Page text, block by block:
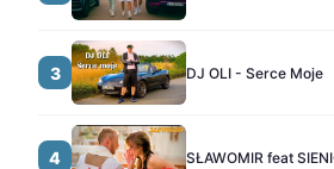
3 DJ OLI - Serce Moje
4 SŁAWOMIR feat